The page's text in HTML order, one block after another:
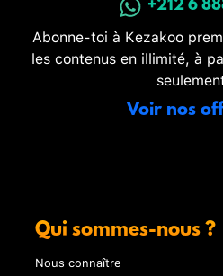
+212 6
Abonne-toi à Kezakoo
les contenus en illimité, à
Voir nos
Qui sommes-nous ?
Nous connaître